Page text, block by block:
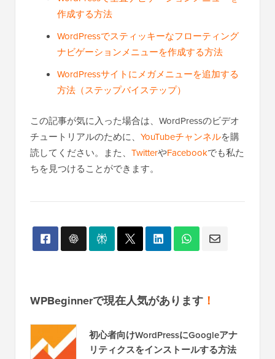
作成する方法
WordPressでスティッキーなフローティング
ナビゲーションメニューを作成する方法
WordPressサイトにメガメニューを追加する
方法（ステップバイステップ）
この記事が気に入った場合は、WordPressのビデオ
チュートリアルのために、 YouTubeチャンネルを購
読してください。また、 TwitterやFacebookでも私た
ちを見つけることができます。
WPBeginnerで現在人気があります ！
初心者向けWordPressにGoogleアナ
リティクスをインストールする方法